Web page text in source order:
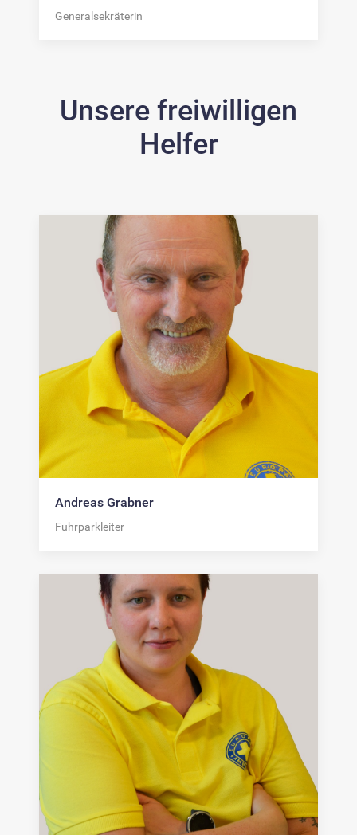
Generalsekräterin
Unsere freiwilligen
Helfer
Andreas Grabner
Fuhrparkleiter